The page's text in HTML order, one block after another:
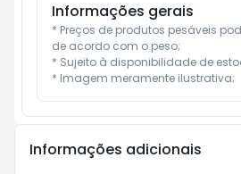
Informações gerais
* Preços de produtos pesáveis
de acordo com o peso;
* Sujeito à disponibilidade de
* Imagem meramente ilustrativa;
Informações adicionais